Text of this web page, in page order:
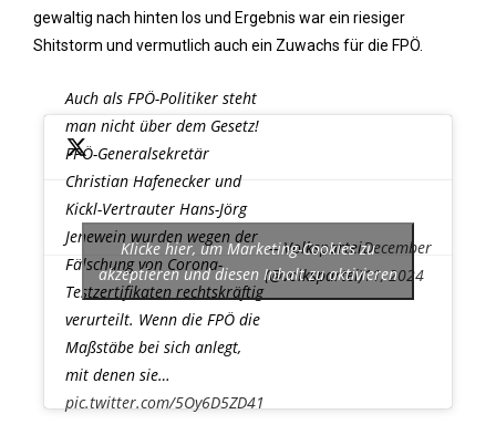
gewaltig nach hinten los und Ergebnis war ein riesiger
Shitstorm und vermutlich auch ein Zuwachs für die FPÖ.
Auch als FPÖ-Politiker steht
man nicht über dem Gesetz!
FPÖ-Generalsekretär
Christian Hafenecker und
Kickl-Vertrauter Hans-Jörg
Jenewein wurden wegen der
Fälschung von Corona-
Testzertifikaten rechtskräftig
verurteilt. Wenn die FPÖ die
Maßstäbe bei sich anlegt,
mit denen sie…
pic.twitter.com/5Oy6D5ZD41
— Volkspartei
(@volkspartei)
December
11, 2024
Klicke hier, um Marketing-Cookies zu
akzeptieren und diesen Inhalt zu aktivieren